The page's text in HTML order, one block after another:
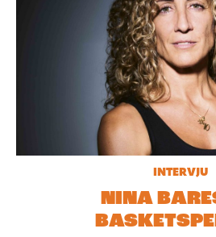
INTERVJU
NINA